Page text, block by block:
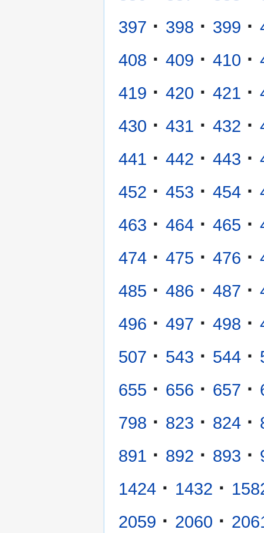
397 · 398 · 399 ·
408 · 409 · 410 ·
419 · 420 · 421 ·
430 · 431 · 432 ·
441 · 442 · 443 ·
452 · 453 · 454 ·
463 · 464 · 465 ·
474 · 475 · 476 ·
485 · 486 · 487 ·
496 · 497 · 498 ·
507 · 543 · 544 ·
655 · 656 · 657 ·
798 · 823 · 824 ·
891 · 892 · 893 ·
1424 · 1432 ·
2059 · 2060 ·